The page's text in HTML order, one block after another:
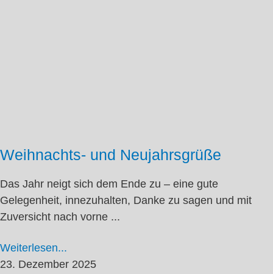
Weihnachts- und Neujahrsgrüße
Das Jahr neigt sich dem Ende zu – eine gute
Gelegenheit, innezuhalten, Danke zu sagen und mit
Zuversicht nach vorne ...
Weiterlesen...
23. Dezember 2025